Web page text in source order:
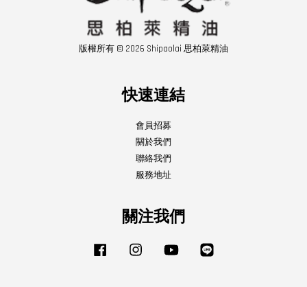
版權所有 © 2026 Shipaolai 思柏萊精油
快速連結
會員招募
關於我們
聯絡我們
服務地址
關注我們
Facebook Instagram YouTube